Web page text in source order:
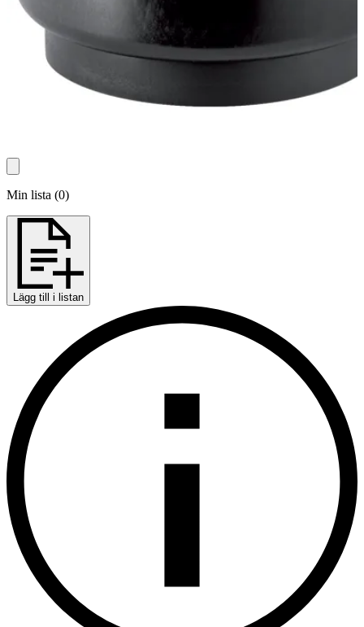
Min lista (0)
Lägg till i listan